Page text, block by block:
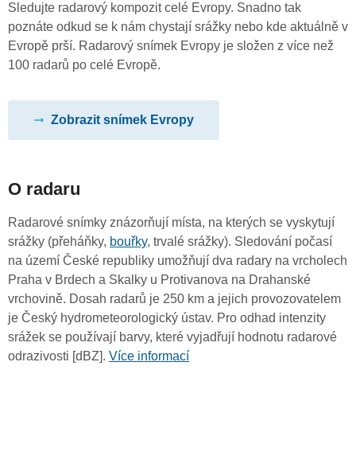
Sledujte radarový kompozit celé Evropy. Snadno tak
poznáte odkud se k nám chystají srážky nebo kde aktuálně v
Evropě prší. Radarový snímek Evropy je složen z více než
100 radarů po celé Evropě.
Zobrazit snímek Evropy
O radaru
Radarové snímky znázorňují místa, na kterých se vyskytují
srážky (přeháňky, bouřky, trvalé srážky). Sledování počasí
na území České republiky umožňují dva radary na vrcholech
Praha v Brdech a Skalky u Protivanova na Drahanské
vrchovině. Dosah radarů je 250 km a jejich provozovatelem
je Český hydrometeorologický ústav. Pro odhad intenzity
srážek se používají barvy, které vyjadřují hodnotu radarové
odrazivosti [dBZ]. Více informací